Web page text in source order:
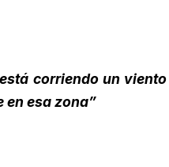
corriendo un
en esa zona”